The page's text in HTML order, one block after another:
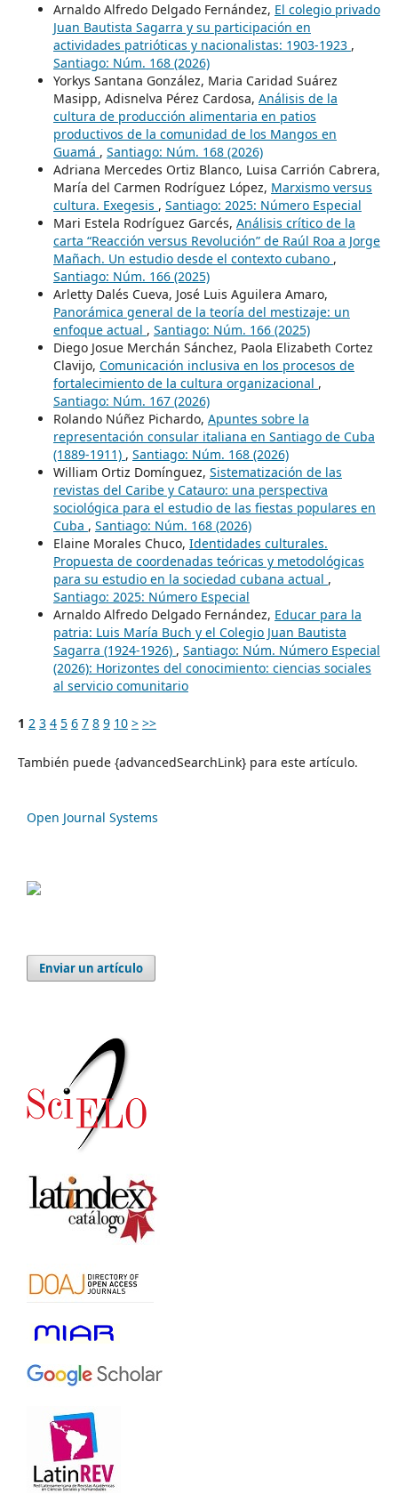
Arnaldo Alfredo Delgado Fernández, El colegio privado
Juan Bautista Sagarra y su participación en
actividades patrióticas y nacionalistas: 1903-1923 ,
Santiago: Núm. 168 (2026)
Yorkys Santana González, Maria Caridad Suárez
Masipp, Adisnelva Pérez Cardosa, Análisis de la
cultura de producción alimentaria en patios
productivos de la comunidad de los Mangos en
Guamá , Santiago: Núm. 168 (2026)
Adriana Mercedes Ortiz Blanco, Luisa Carrión Cabrera,
María del Carmen Rodríguez López, Marxismo versus
cultura. Exegesis , Santiago: 2025: Número Especial
Mari Estela Rodríguez Garcés, Análisis crítico de la
carta “Reacción versus Revolución” de Raúl Roa a Jorge
Mañach. Un estudio desde el contexto cubano ,
Santiago: Núm. 166 (2025)
Arletty Dalés Cueva, José Luis Aguilera Amaro,
Panorámica general de la teoría del mestizaje: un
enfoque actual , Santiago: Núm. 166 (2025)
Diego Josue Merchán Sánchez, Paola Elizabeth Cortez
Clavijo, Comunicación inclusiva en los procesos de
fortalecimiento de la cultura organizacional ,
Santiago: Núm. 167 (2026)
Rolando Núñez Pichardo, Apuntes sobre la
representación consular italiana en Santiago de Cuba
(1889-1911) , Santiago: Núm. 168 (2026)
William Ortiz Domínguez, Sistematización de las
revistas del Caribe y Catauro: una perspectiva
sociológica para el estudio de las fiestas populares en
Cuba , Santiago: Núm. 168 (2026)
Elaine Morales Chuco, Identidades culturales.
Propuesta de coordenadas teóricas y metodológicas
para su estudio en la sociedad cubana actual ,
Santiago: 2025: Número Especial
Arnaldo Alfredo Delgado Fernández, Educar para la
patria: Luis María Buch y el Colegio Juan Bautista
Sagarra (1924-1926) , Santiago: Núm. Número Especial
(2026): Horizontes del conocimiento: ciencias sociales
al servicio comunitario
1 2 3 4 5 6 7 8 9 10 > >>
También puede {advancedSearchLink} para este artículo.
Open Journal Systems
Enviar un artículo